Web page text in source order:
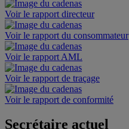
Voir le rapport directeur
Voir le rapport du consommateur
Voir le rapport AML
Voir le rapport de traçage
Voir le rapport de conformité
Secrétaire actuel